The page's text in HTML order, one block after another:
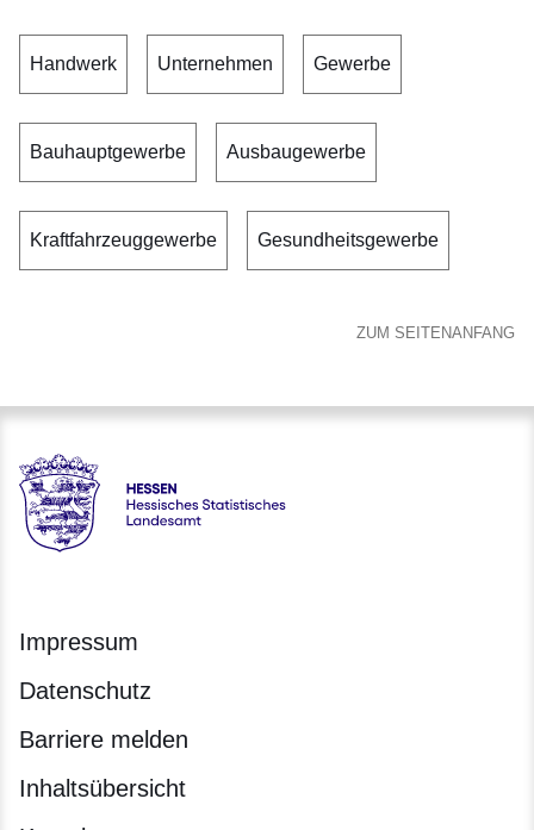
Handwerk Unternehmen Gewerbe
Bauhauptgewerbe Ausbaugewerbe
Kraftfahrzeuggewerbe Gesundheitsgewerbe
ZUM SEITENANFANG
Hessen - Hessisches Statistisches Landesamt
Impressum
Datenschutz
Barriere melden
Inhaltsübersicht